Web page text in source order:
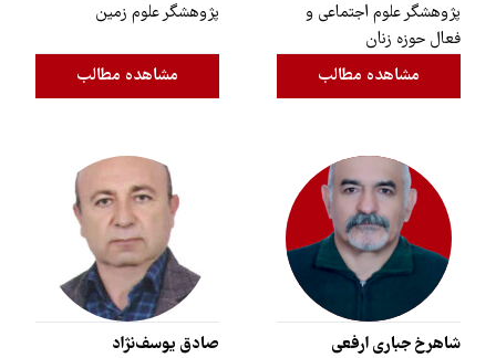
پژوهشگر علوم اجتماعی و
فعال حوزه زنان
مشاهده مطالب
پژوهشگر علوم زمین
مشاهده مطالب
شاهرخ جباری ارفعی
صادق یوسف‌نژاد